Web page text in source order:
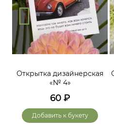
Открытка дизайнерская
«№ 4»
60 ₽
Добавить к букету